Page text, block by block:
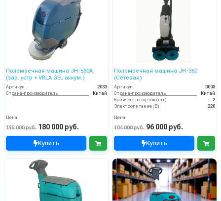
Поломоечная машина JH-530A
(зар. устр + VRLA GEL аккум.)
Артикул
2033
Страна-производитель
Китай
Цена
195 000 руб. 180 000 руб.
Купить
Поломоечная машина JH-360
(Сетевая)
Артикул
3098
Страна-производитель
Китай
Количество щеток (шт)
2
Электропитание (В)
220
Цена
104 000 руб. 96 000 руб.
Купить